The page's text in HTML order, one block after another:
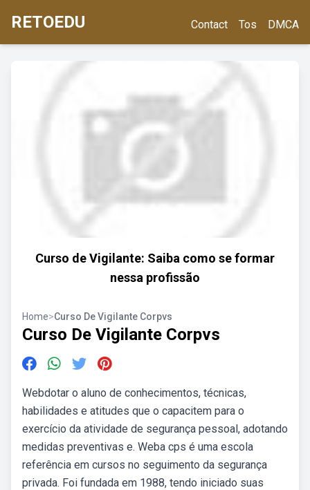
RETOEDU Contact Tos DMCA
Curso de Vigilante: Saiba como se formar
nessa profissão
Home>Curso De Vigilante Corpvs
Curso De Vigilante Corpvs
Webdotar o aluno de conhecimentos, técnicas,
habilidades e atitudes que o capacitem para o
exercício da atividade de segurança pessoal, adotando
medidas preventivas e. Weba cps é uma escola
referência em cursos no seguimento da segurança
privada. Foi fundada em 1988, tendo iniciado suas